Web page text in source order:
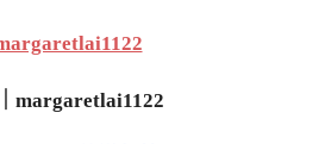
margaretlai1122